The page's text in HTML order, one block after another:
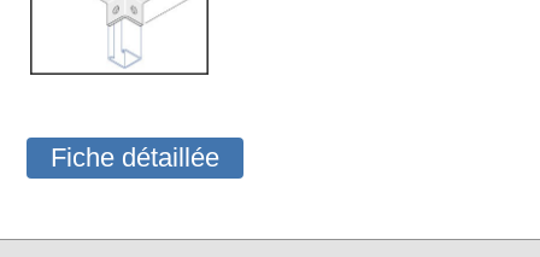
Fiche détaillée